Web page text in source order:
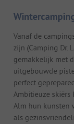
Vanaf de
zijn (Camping Dr.
gemakkelijk met
uitgebouwde
perfect
Ambitieuze
Alm hun kunsten
als